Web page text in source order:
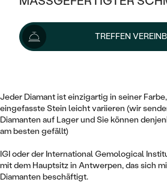
KLASSISCH
MEMOIRE
V-FORM
VINTAGE
MIT MEHREREN
HALO
VINTAGE
IM SET
AUSSERGEWÖHNLICH
AUSVERKAUF
WENN SCHMUCK HILFT
OHRRINGE
ANHÄNGER / KETTEN
PLATIN
OHRSTECKER
CREOLEN
MINIMALISTISCHE
GOLD
SILBER
NACH STYL
ZUR GEBURT EINES
AUSVERKAUF
GOLD
SILBER
PLATIN
TREFFEN
1 729 €
Jeder Diamant ist einzigartig in seiner
eingefasste Stein leicht variieren (wir
Diamanten auf Lager und Sie können
am besten gefällt)
IGI oder der International Gemological
mit dem Hauptsitz in Antwerpen, das sich
Diamanten beschäftigt.